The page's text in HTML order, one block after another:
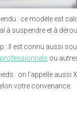
: ce modèle est
à suspendre et à
: Il est connu aussi
ou
: on l’appelle aussi
votre convenance.